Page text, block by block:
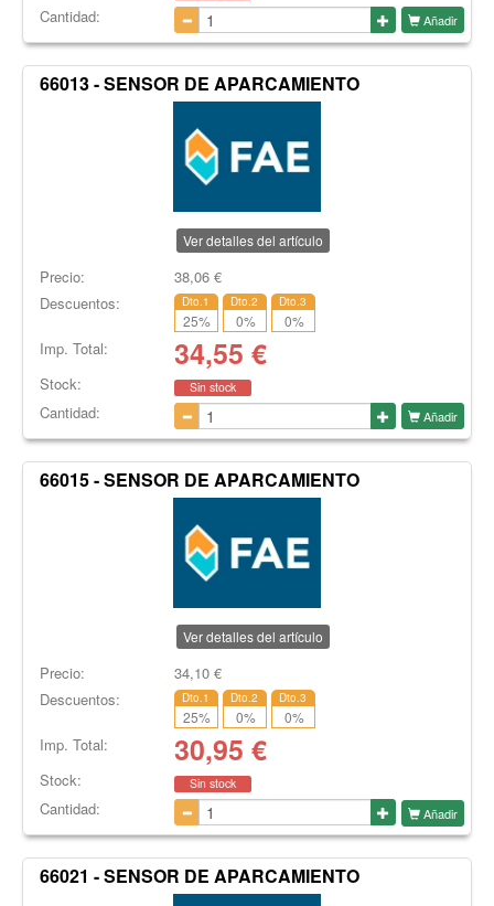
Cantidad: Añadir
66013 - SENSOR DE APARCAMIENTO
Ver detalles del artículo
Precio: 38,06€
Descuentos:
Dto.1
25%
Dto.2
0%
Dto.3
0%
Imp. Total: 34,55 €
Stock: Sin stock
Cantidad: Añadir
66015 - SENSOR DE APARCAMIENTO
Ver detalles del artículo
Precio: 34,10€
Descuentos:
Dto.1
25%
Dto.2
0%
Dto.3
0%
Imp. Total: 30,95 €
Stock: Sin stock
Cantidad: Añadir
66021 - SENSOR DE APARCAMIENTO